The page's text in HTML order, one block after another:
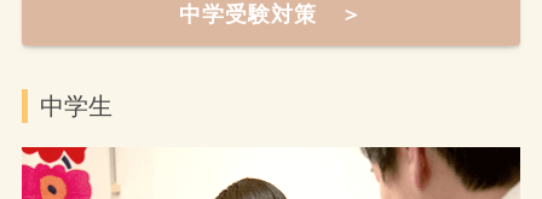
中学受験対策 ＞
中学生